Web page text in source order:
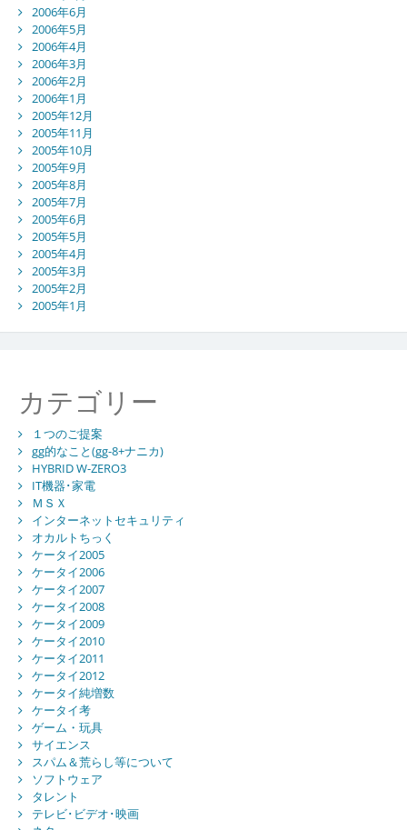
2006年6月
2006年5月
2006年4月
2006年3月
2006年2月
2006年1月
2005年12月
2005年11月
2005年10月
2005年9月
2005年8月
2005年7月
2005年6月
2005年5月
2005年4月
2005年3月
2005年2月
2005年1月
カテゴリー
１つのご提案
gg的なこと(gg-8+ナニカ)
HYBRID W-ZERO3
IT機器･家電
ＭＳＸ
インターネットセキュリティ
オカルトちっく
ケータイ2005
ケータイ2006
ケータイ2007
ケータイ2008
ケータイ2009
ケータイ2010
ケータイ2011
ケータイ2012
ケータイ純増数
ケータイ考
ゲーム・玩具
サイエンス
スパム＆荒らし等について
ソフトウェア
タレント
テレビ･ビデオ･映画